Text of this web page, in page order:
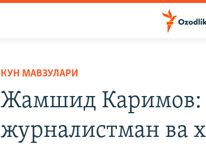
КУН МАВЗУЛАРИ
Жамшид
журналистман ва